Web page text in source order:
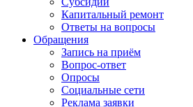
Капитальный ремонт
Ответы на вопросы
Обращения
Запись на приём
Вопрос-ответ
Опросы
Социальные сети
Реклама заявки